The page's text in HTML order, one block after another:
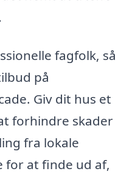
fagfolk, så
på
Giv dit hus et
forhindre skader
fra lokale
for at finde ud af,